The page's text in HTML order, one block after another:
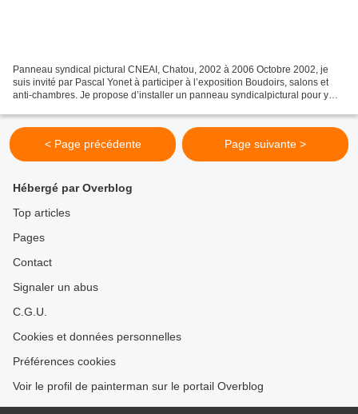
Panneau syndical pictural CNEAI, Chatou, 2002 à 2006 Octobre 2002, je
suis invité par Pascal Yonet à participer à l’exposition Boudoirs, salons et
anti-chambres. Je propose d’installer un panneau syndicalpictural pour y
< Page précédente Page suivante >
Hébergé par Overblog
Top articles
Pages
Contact
Signaler un abus
C.G.U.
Cookies et données personnelles
Préférences cookies
Voir le profil de painterman sur le portail Overblog